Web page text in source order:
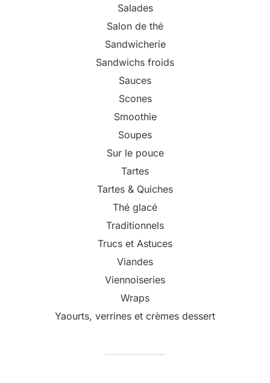
Salades
Salon de thé
Sandwicherie
Sandwichs froids
Sauces
Scones
Smoothie
Soupes
Sur le pouce
Tartes
Tartes & Quiches
Thé glacé
Traditionnels
Trucs et Astuces
Viandes
Viennoiseries
Wraps
Yaourts, verrines et crèmes dessert